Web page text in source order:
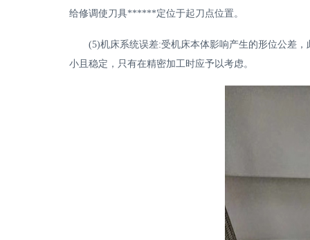
给修调使刀具******定位于起刀点位置。
(5)机床系统误差:受机床本体影响产生的形位公差
小且稳定，只有在精密加工时应予以考虑。